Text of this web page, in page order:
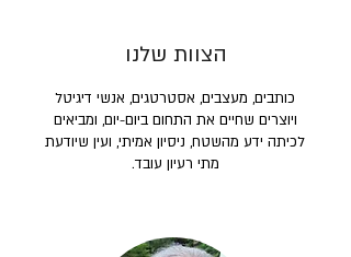
הצוות שלנו
כותבים, מעצבים, אסטרטגים, אנשי דיגיטל
ויוצרים שחיים את התחום ביום-יום, ומביאים
לכיתה ידע מהשטח, ניסיון אמיתי, ועין שיודעת
מתי רעיון עובד.